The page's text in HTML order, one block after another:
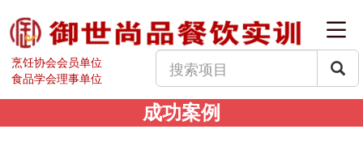
烹饪协会会员单位
食品学会理事单位
成功案例